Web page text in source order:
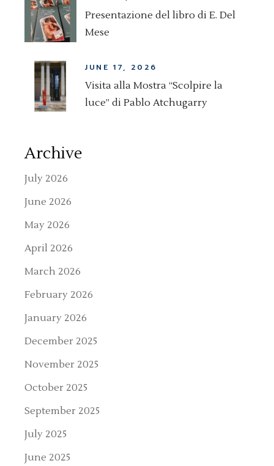
Presentazione del libro di E. Del
Mese
JUNE 17, 2026
Visita alla Mostra “Scolpire la
luce” di Pablo Atchugarry
Archive
July 2026
June 2026
May 2026
April 2026
March 2026
February 2026
January 2026
December 2025
November 2025
October 2025
September 2025
July 2025
June 2025